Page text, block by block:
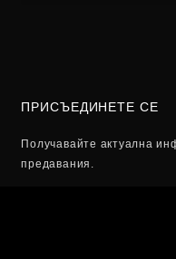
ПРИСЪЕДИНЕТЕ СЕ
Получавайте актуална
предавания.